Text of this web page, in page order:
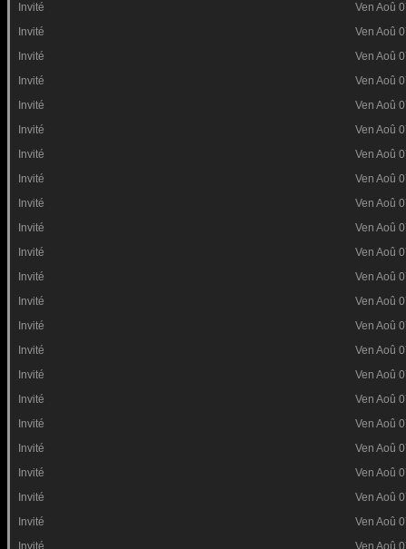
Invité
Ven Aoû
Invité
Ven Aoû
Invité
Ven Aoû
Invité
Ven Aoû
Invité
Ven Aoû
Invité
Ven Aoû
Invité
Ven Aoû
Invité
Ven Aoû
Invité
Ven Aoû
Invité
Ven Aoû
Invité
Ven Aoû
Invité
Ven Aoû
Invité
Ven Aoû
Invité
Ven Aoû
Invité
Ven Aoû
Invité
Ven Aoû
Invité
Ven Aoû
Invité
Ven Aoû
Invité
Ven Aoû
Invité
Ven Aoû
Invité
Ven Aoû
Invité
Ven Aoû
Invité
Ven Aoû